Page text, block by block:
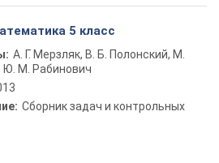
5 класс
А. Г. Мерзляк, В. Б. Полонский, М.
Ю. М. Рабинович
Сборник задач и контрольных